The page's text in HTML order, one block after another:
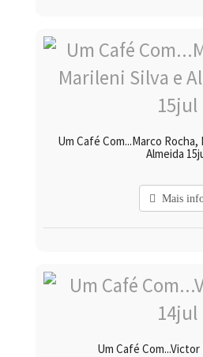
Um Café Com...Marco Rocha,
Almeida
Mais
Um Café Com...Victor